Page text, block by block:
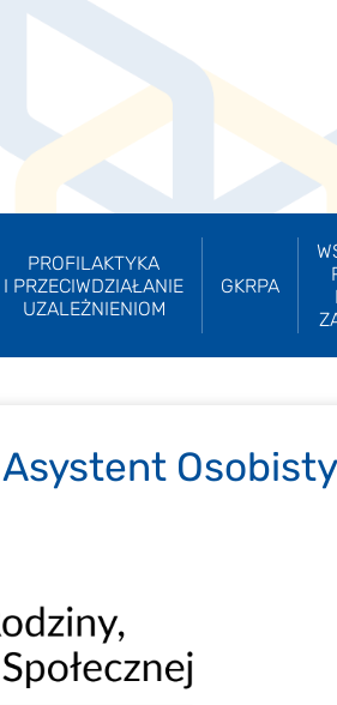
PROFILAKTYKA
I PRZECIWDZIAŁANIE
UZALEŻNIENIOM
GKRPA
Osobisty